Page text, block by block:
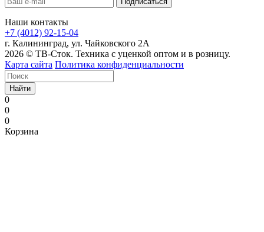
Наши контакты
+7 (4012) 92-15-04
г. Калининград, ул. Чайковского 2А
2026 © ТВ-Сток. Техника с уценкой оптом и в розницу.
Карта сайта Политика конфиденциальности
Найти
0
0
0
Корзина